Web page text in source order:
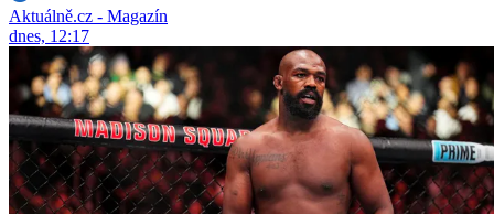
Aktuálně.cz - Magazín
dnes, 12:17